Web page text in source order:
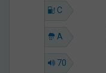
C
A
70